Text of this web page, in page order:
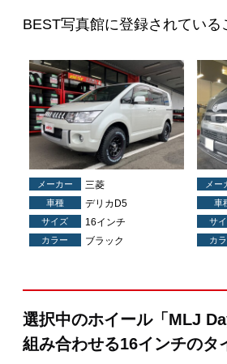
BEST写真館に登録されてい
メーカー 三菱
車種 デリカD5
サイズ 16インチ
カラー ブラック
メー
車
サ
カ
選択中のホイール「MLJ
組み合わせる16インチのタ